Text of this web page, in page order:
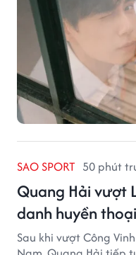
SAO SPORT 50 phút
Quang Hải vượt
danh huyền
Sau khi vượt Công